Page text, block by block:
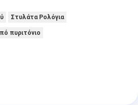
Στυλάτα Ρολόγια
πυριτόνιο